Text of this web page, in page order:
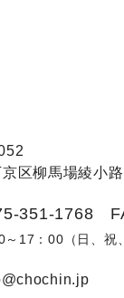
区柳馬場綾小
351-1768
～17：00（日、祝